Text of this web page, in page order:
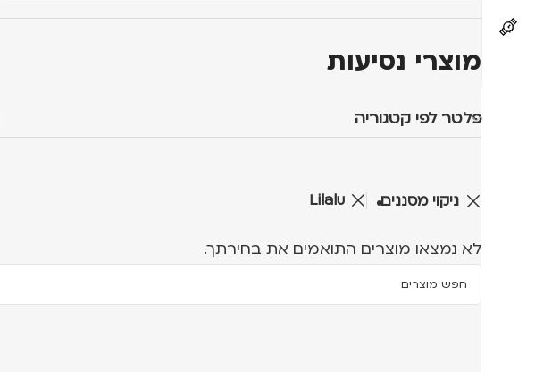
מוצרי נסיעות
פלטר לפי קטגוריה
ניקוי מסננים Lilalu
לא נמצאו מוצרים התואמים את בחירתך.